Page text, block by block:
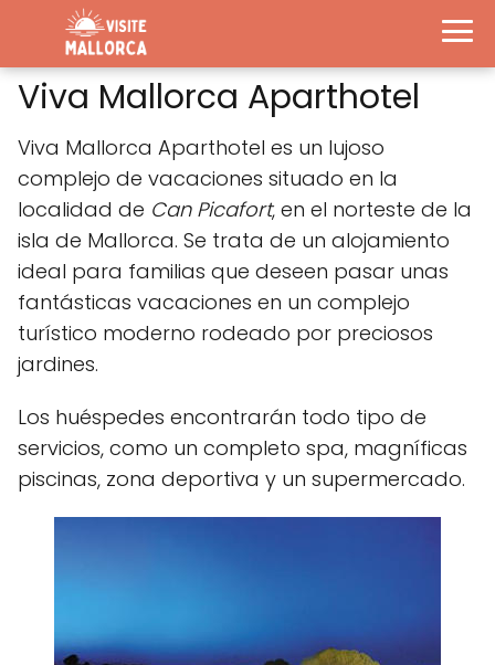
Viva Mallorca Aparthotel
Viva Mallorca Aparthotel es un lujoso
complejo de vacaciones situado en la
localidad de Can Picafort, en el norteste de la
isla de Mallorca. Se trata de un alojamiento
ideal para familias que deseen pasar unas
fantásticas vacaciones en un complejo
turístico moderno rodeado por preciosos
jardines.
Los huéspedes encontrarán todo tipo de
servicios, como un completo spa, magníficas
piscinas, zona deportiva y un supermercado.